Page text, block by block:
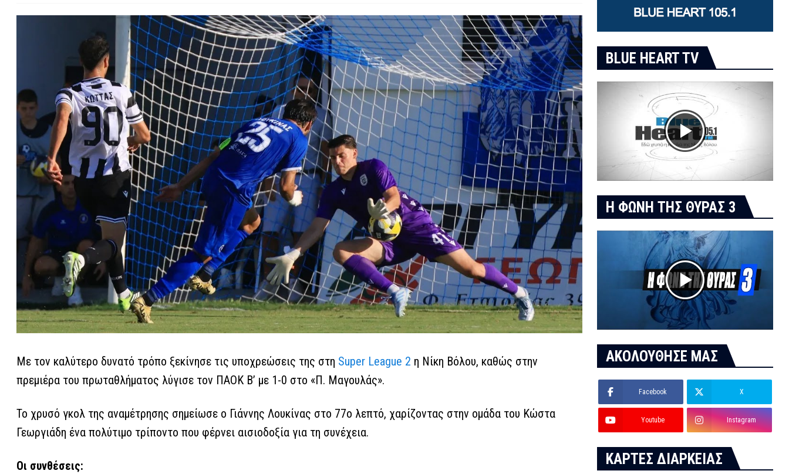
Με τον καλύτερο δυνατό τρόπο ξεκίνησε τις υποχρεώσεις της στη Super League 2 η Νίκη Βόλου, καθώς στην
πρεμιέρα του πρωταθλήματος λύγισε τον ΠΑΟΚ Β’ με 1-0 στο «Π. Μαγουλάς».
Το χρυσό γκολ της αναμέτρησης σημείωσε ο Γιάννης Λουκίνας στο 77ο λεπτό, χαρίζοντας στην ομάδα του Κώστα
Γεωργιάδη ένα πολύτιμο τρίποντο που φέρνει αισιοδοξία για τη συνέχεια.
Οι συνθέσεις:
BLUE HEART TV
Η ΦΩΝΗ ΤΗΣ ΘΥΡΑΣ 3
ΑΚΟΛΟΥΘΗΣΕ ΜΑΣ
Facebook X
Youtube Instagram
ΚΑΡΤΕΣ ΔΙΑΡΚΕΙΑΣ